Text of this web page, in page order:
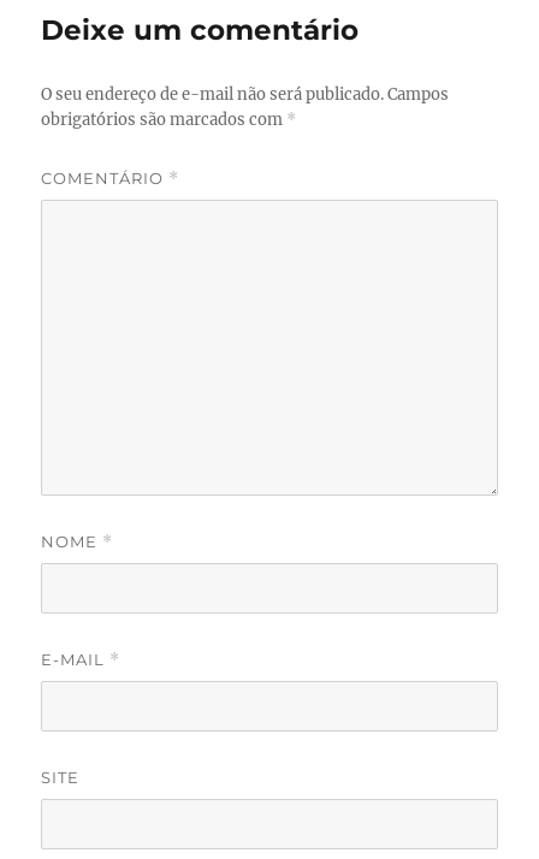
Deixe um comentário
O seu endereço de e-mail não será publicado. Campos
obrigatórios são marcados com *
COMENTÁRIO *
NOME *
E-MAIL *
SITE